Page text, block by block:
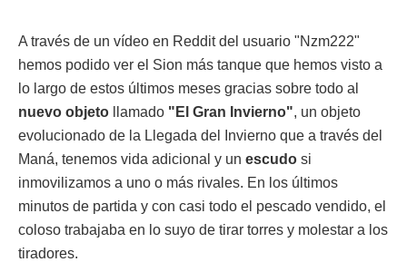
A través de un vídeo en Reddit del usuario "Nzm222"
hemos podido ver el Sion más tanque que hemos visto a
lo largo de estos últimos meses gracias sobre todo al
nuevo objeto llamado "El Gran Invierno", un objeto
evolucionado de la Llegada del Invierno que a través del
Maná, tenemos vida adicional y un escudo si
inmovilizamos a uno o más rivales. En los últimos
minutos de partida y con casi todo el pescado vendido, el
coloso trabajaba en lo suyo de tirar torres y molestar a los
tiradores.